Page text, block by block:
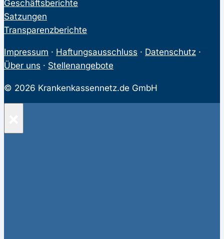
Geschäftsberichte
Satzungen
Transparenzberichte
Impressum · Haftungsausschluss · Datenschutz ·
Über uns · Stellenangebote
© 2026 Krankenkassennetz.de GmbH